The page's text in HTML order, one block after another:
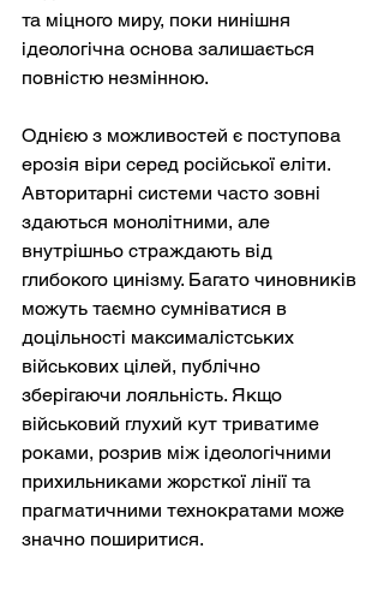
та міцного миру, поки нинішня
ідеологічна основа залишається
повністю незмінною.
Однією з можливостей є поступова
ерозія віри серед російської еліти.
Авторитарні системи часто зовні
здаються монолітними, але
внутрішньо страждають від
глибокого цинізму. Багато чиновників
можуть таємно сумніватися в
доцільності максималістських
військових цілей, публічно
зберігаючи лояльність. Якщо
військовий глухий кут триватиме
роками, розрив між ідеологічними
прихильниками жорсткої лінії та
прагматичними технократами може
значно поширитися.